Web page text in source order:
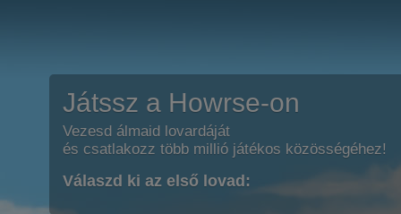
Játssz a Howrse-on
Vezesd álmaid lovardáját
és csatlakozz több millió játékos közösségéhez!
Válaszd ki az első lovad: